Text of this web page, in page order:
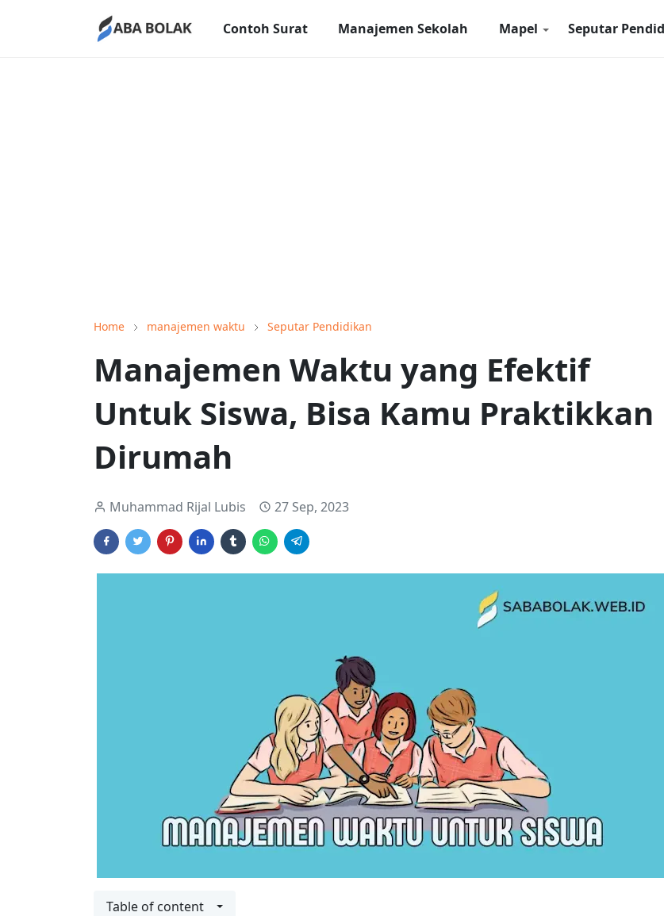
Contoh Surat Manajemen Sekolah Mapel Seputar
Home manajemen waktu Seputar Pendidikan
Manajemen Waktu yang Efektif
Untuk Siswa, Bisa Kamu Praktikkan
Dirumah
Muhammad Rijal Lubis 27 Sep, 2023
Table of content